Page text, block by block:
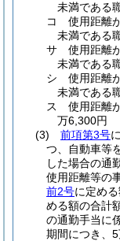
未満である
コ
使用距離
未満である
サ
使用距離
未満である
シ
使用距離
未満である
ス
使用距離
万6,300円
(3)
前項第3号
つ、自動車等
した場合の通
使用距離等の
前2号に定め
める額の合計
の通勤手当に
期間につき、